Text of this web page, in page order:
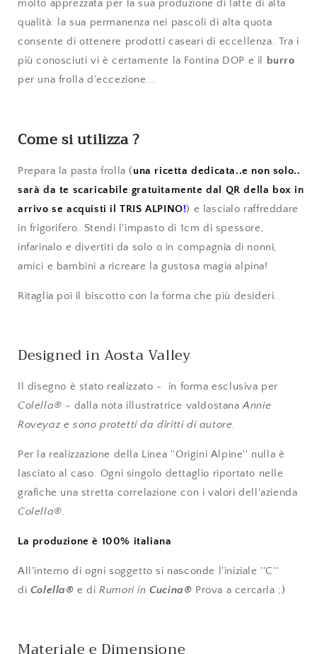
molto apprezzata per la sua produzione di latte di alta
qualità: la sua permanenza nei pascoli di alta quota
consente di ottenere prodotti caseari di eccellenza. Tra i
più conosciuti vi è certamente la Fontina DOP e il burro
per una frolla d'eccezione...
Come si utilizza ?
Prepara la pasta frolla (una ricetta dedicata..e non solo..
sarà da te scaricabile gratuitamente dal QR della box in
arrivo se acquisti il TRIS ALPINO!) e lascialo raffreddare
in frigorifero. Stendi l'impasto di 1cm di spessore,
infarinalo e divertiti da solo o in compagnia di nonni,
amici e bambini a ricreare la gustosa magia alpina!
Ritaglia poi il biscotto con la forma che più desideri..
Designed in Aosta Valley
Il disegno è stato realizzato - in forma esclusiva per
Colella® - dalla nota illustratrice valdostanaAnnie
Roveyaz e sono protetti da diritti di autore.
Per la realizzazione della Linea ''Origini Alpine'' nulla è
lasciato al caso. Ogni singolo dettaglio riportato nelle
grafiche una stretta correlazione con i valori dell'azienda
Colella®.
La produzione è 100% italiana
All'interno di ogni soggetto si nasconde l'iniziale ''C''
di Colella® e diRumori inCucina® Prova a cercarla ;)